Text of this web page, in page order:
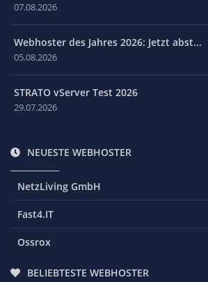
07.08.2026
Webhoster des Jahres 2026: Jetzt abst...
05.08.2026
STRATO vServer Test 2026
29.07.2026
NEUESTE WEBHOSTER
NetzLiving GmbH
Fast4.IT
Ossrox
BELIEBTESTE WEBHOSTER